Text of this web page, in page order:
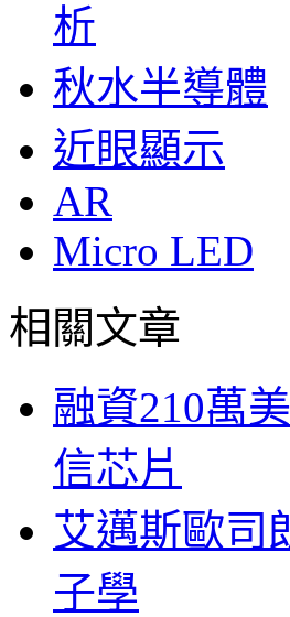
析
秋水半導體
近眼顯示
AR
Micro LED
相關文章
融資210萬
信芯片
艾邁斯歐司
子學